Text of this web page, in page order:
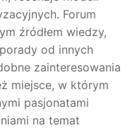
Forum
źródłem wiedzy,
od innych
zainteresowania
miejsce, w którym
pasjonatami
na temat